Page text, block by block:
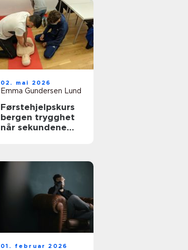
02. mai 2026
Emma Gundersen Lund
Førstehjelpskurs
bergen trygghet
når sekundene
01. februar 2026